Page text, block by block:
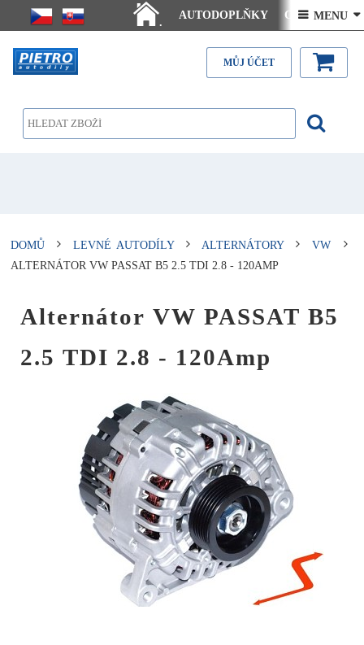
.
AUTODOPLŇKY Ceny doručení
Články - návody Kontakt
 MENU 
MŮJ ÚČET
DOMŮ LEVNÉ AUTODÍLY ALTERNÁTORY
VW
ALTERNÁTOR VW PASSAT B5 2.5 TDI 2.8 - 120AMP
Alternátor VW PASSAT B5
2.5 TDI 2.8 - 120Amp